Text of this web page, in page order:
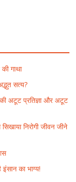
गाथा
सत्य?
अटूट प्रतिज्ञा और अटूट
निरोगी जीवन जीने
का भाग्य!